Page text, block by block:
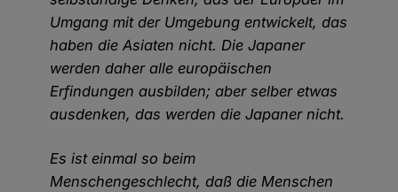
Umgang mit der Umgebung entwickelt, das
haben die Asiaten nicht. Die Japaner
werden daher alle europäischen
Erfindungen ausbilden; aber selber etwas
ausdenken, das werden die Japaner nicht.
Es ist einmal so beim
Menschengeschlecht, daß die Menschen